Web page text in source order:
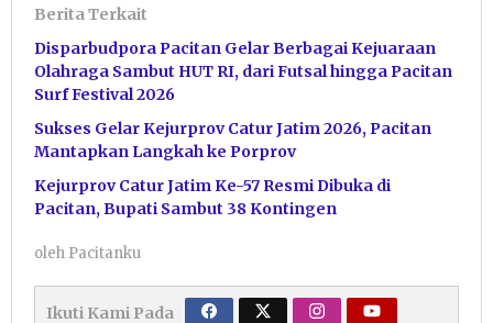
Berita Terkait
Disparbudpora Pacitan Gelar Berbagai Kejuaraan
Olahraga Sambut HUT RI, dari Futsal hingga Pacitan
Surf Festival 2026
Sukses Gelar Kejurprov Catur Jatim 2026, Pacitan
Mantapkan Langkah ke Porprov
Kejurprov Catur Jatim Ke-57 Resmi Dibuka di
Pacitan, Bupati Sambut 38 Kontingen
oleh Pacitanku
Ikuti Kami Pada